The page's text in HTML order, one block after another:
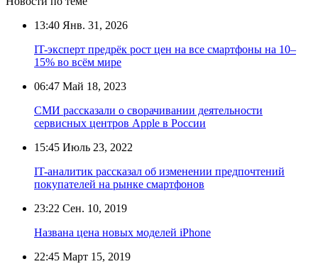
13:40 Янв. 31, 2026
IT-эксперт предрёк рост цен на все смартфоны на 10–
15% во всём мире
06:47 Май 18, 2023
СМИ рассказали о сворачивании деятельности
сервисных центров Apple в России
15:45 Июль 23, 2022
IT-аналитик рассказал об изменении предпочтений
покупателей на рынке смартфонов
23:22 Сен. 10, 2019
Названа цена новых моделей iPhone
22:45 Март 15, 2019